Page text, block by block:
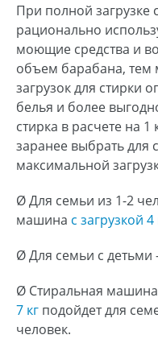
При полной
рационально
моющие средства и
объем барабана, тем
загрузок для стирки
белья и более
стирка в расчете на 1
заранее выбрать для
максимальной
Ø Для семьи из 1-2
машина с загрузкой 4
Ø Для семьи с детьми
Ø Стиральная
7 кг подойдет для
человек.